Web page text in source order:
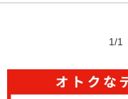
1/1